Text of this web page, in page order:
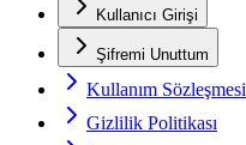
Kullanıcı Girişi
Şifremi Unuttum
Kullanım Sözleşmesi
Gizlilik Politikası